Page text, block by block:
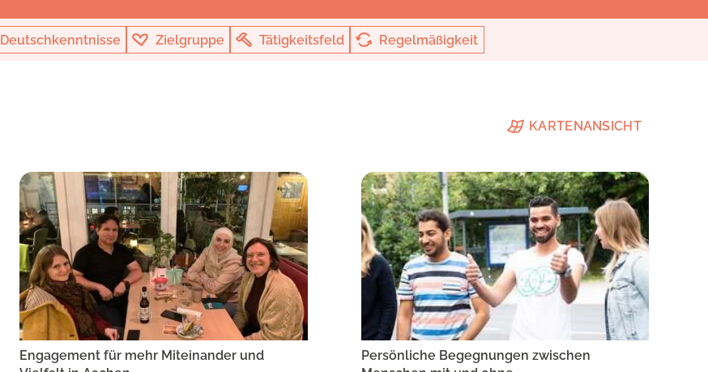
Deutschkenntnisse Zielgruppe Tätigkeitsfeld Regelmäßigkeit
KARTENANSICHT
Engagement für mehr Miteinander und
Persönliche Begegnungen zwischen